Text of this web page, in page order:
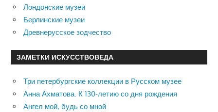
Лондонские музеи
Берлинские музеи
Древнерусское зодчество
ЗАМЕТКИ ИСКУССТВОВЕДА
Три петербургские коллекции в Русском музее
Анна Ахматова. К 130-летию со дня рождения
Ангел мой, будь со мной